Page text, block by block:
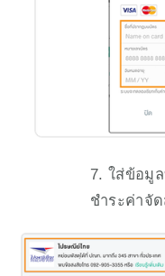
7. ใส่ข้อมู
ชำระค่าจัด